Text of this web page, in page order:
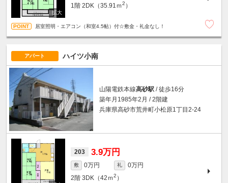
1階 2DK（35.91ｍ2 ）
居室照明・エアコン（和室4.5帖）付☆敷金・礼金なし！
アパート ハイツ小南
山陽電鉄本線高砂駅 / 徒歩16分
築年月1985年2月 / 2階建
兵庫県高砂市荒井町小松原1丁目2-24
203 3.9万円
敷 0万円 礼
0万円
2階 3DK（42ｍ2 ）